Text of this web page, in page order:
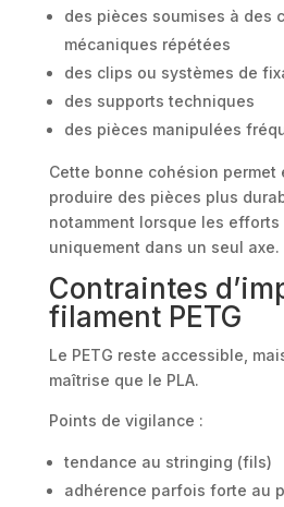
des pièces soumises à des
mécaniques répétées
des clips ou systèmes de
des supports techniques
des pièces manipulées
Cette bonne cohésion permet
produire des pièces plus
notamment lorsque les efforts
uniquement dans un seul axe.
Contraintes
filament PETG
Le PETG reste accessible,
maîtrise que le PLA.
Points de vigilance :
tendance au stringing (fils)
adhérence parfois forte au